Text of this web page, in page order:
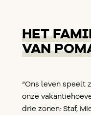
HET
VAN
“Ons leven speelt
onze
drie zonen: Staf,